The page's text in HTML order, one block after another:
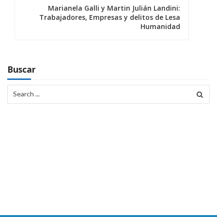
i
ó
n
Marianela Galli y Martin Julián Landini:
Trabajadores, Empresas y delitos de Lesa
Humanidad
Buscar
for: